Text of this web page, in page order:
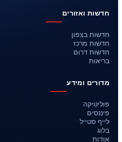
חדשות ואזורים
חדשות בצפון
חדשות מרכז
חדשות דרום
בריאות
מדורים ומידע
פוליטיקה
פיננסים
לייף סטייל
בלוג
אודות